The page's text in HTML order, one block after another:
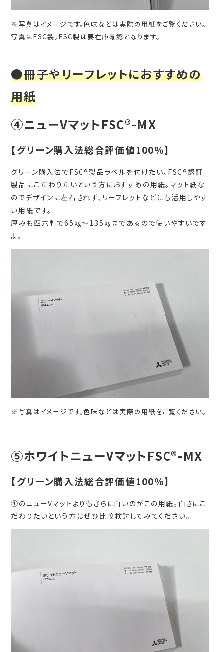
※写真はイメージです。色味などは実際の用紙をご覧ください。
写真はFSC製。FSC製は要在庫確認となります。
●冊子やリーフレットにおすすめの
用紙
④ニューVマットFSC®-MX
【グリーン購入法総合評価値100％】
グリーン購入法でFSC®製品ラベルを付けたい、FSC®認証
製品にこだわりたいという方におすすめの用紙。マット紙な
のでデザインに左右されず、リーフレットなどにも活用しやす
い用紙です。
厚みも四六判で65㎏～135㎏まであるので使いやすいです
よ。
※写真はイメージです。色味などは実際の用紙をご覧ください。
⑤ホワイトニューVマットFSC®-MX
【グリーン購入法総合評価値100％】
④のニューVマットよりもさらに白いのがこの用紙。白さにこ
だわりたいという方はぜひ比較検討してみてください。